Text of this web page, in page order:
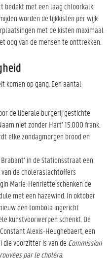
bedekt met een laag chloorkalk.
worden de lijkkisten per wijk
met de kisten maximaal
oog van de mensen te onttrekken.
komen op gang. Een aantal
de liberale burgerij gestichte
niet zonder Hart’ 15.000 frank.
elke zondagmorgen brood en
in de Stationsstraat een
de choleraslachtoffers
Marie-Henriette schenken de
met een hazewind. In oktober
een tombola ingericht
kunstvoorwerpen schenkt. De
Alexis-Heughebaert, een
die voorzitter is van de Commission
par le choléra.